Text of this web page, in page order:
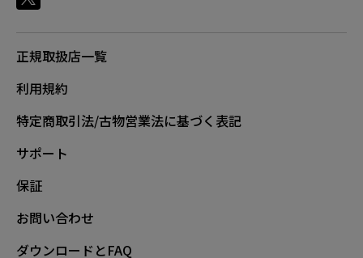
正規取扱店一覧
利用規約
特定商取引法/古物営業法に基づく表記
サポート
保証
お問い合わせ
ダウンロードとFAQ